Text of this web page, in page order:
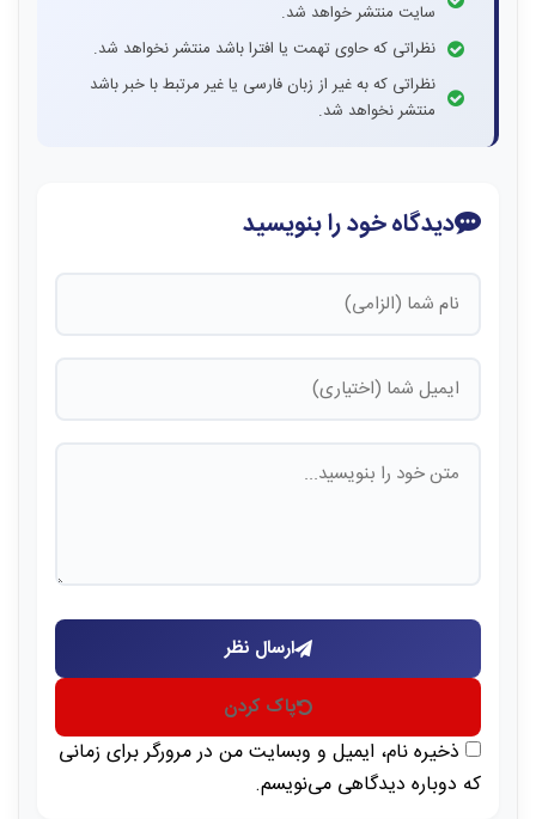
سایت منتشر خواهد شد.
نظراتی که حاوی تهمت یا افترا باشد منتشر نخواهد شد.
نظراتی که به غیر از زبان فارسی یا غیر مرتبط با خبر باشد
منتشر نخواهد شد.
دیدگاه خود را بنویسید
ارسال نظر
پاک کردن
ذخیره نام، ایمیل و وبسایت من در مرورگر برای زمانی
که دوباره دیدگاهی می‌نویسم.